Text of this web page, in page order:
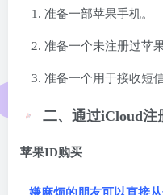
准备一部苹果手机。
准备一个未注册过苹
准备一个用于接收短
二、通过iCloud注
苹果ID购买
嫌麻烦的朋友可以直接